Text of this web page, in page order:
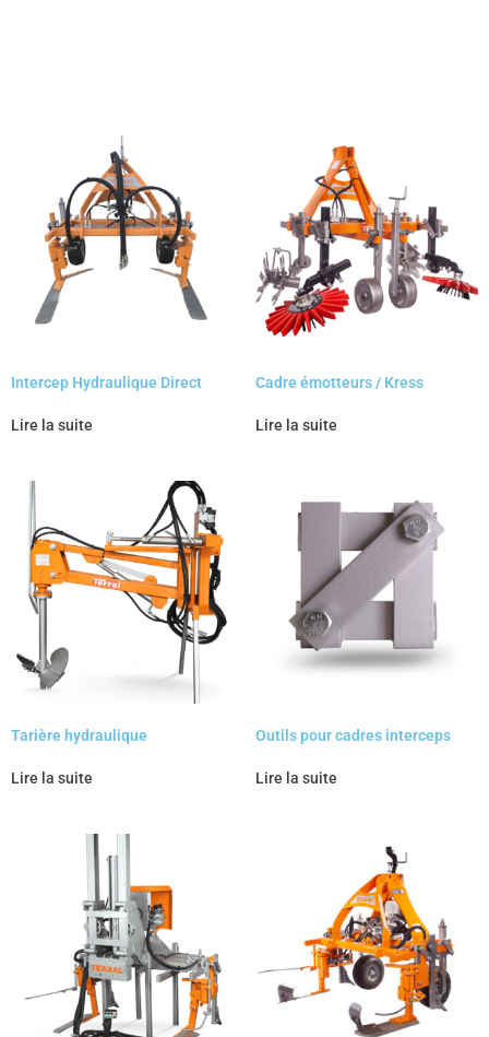
Intercep Hydraulique Direct
Lire la suite
Cadre émotteurs / Kress
Lire la suite
Tarière hydraulique
Lire la suite
Outils pour cadres interceps
Lire la suite